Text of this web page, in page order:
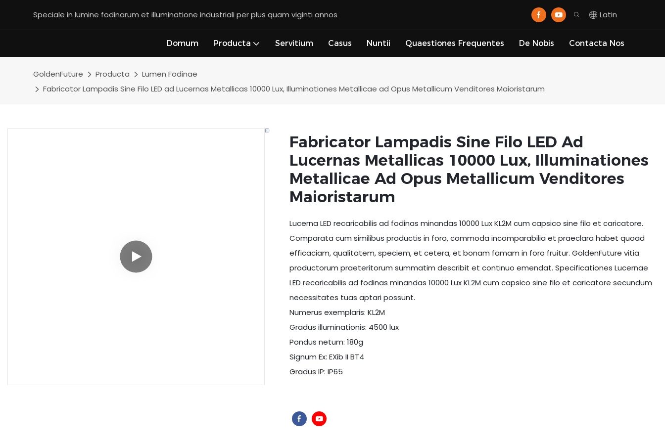
Speciale in lumine fodinarum et illuminatione industriali per plus quam viginti annos Latin
Domum Producta Servitium Casus Nuntii Quaestiones Frequentes De Nobis Contacta Nos
GoldenFuture Producta
Lumen Fodinae
Fabricator Lampadis Sine Filo LED ad Lucernas Metallicas 10000 Lux, Illuminationes Metallicae ad Opus Metallicum Venditores Maioristarum
Fabricator Lampadis Sine Filo LED Ad
Lucernas Metallicas 10000 Lux, Illuminationes
Metallicae Ad Opus Metallicum Venditores
Maioristarum
Lucerna LED recaricabilis ad fodinas minandas 10000 Lux KL2M cum capsico sine filo et caricatore.
Comparata cum similibus productis in foro, commoda incomparabilia et praeclara habet quoad
efficaciam, qualitatem, speciem, et cetera, et bonam famam in foro fruitur. GoldenFuture vitia
productorum praeteritorum summatim describit et continuo emendat. Specificationes Lucernae
LED recaricabilis ad fodinas minandas 10000 Lux KL2M cum capsico sine filo et caricatore secundum
necessitates tuas aptari possunt.
Numerus exemplaris: KL2M
Gradus illuminationis: 4500 lux
Pondus netum: 180g
Signum Ex: EXib II BT4
Gradus IP: IP65